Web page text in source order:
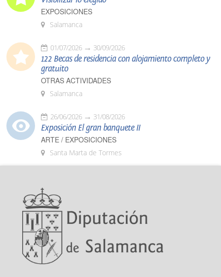
EXPOSICIONES
Salamanca
01/07/2026 30/09/2026
122 Becas de residencia con alojamiento completo y
gratuito
OTRAS ACTIVIDADES
Salamanca
26/06/2026 31/08/2026
Exposición El gran banquete II
ARTE / EXPOSICIONES
Santa Marta de Tormes